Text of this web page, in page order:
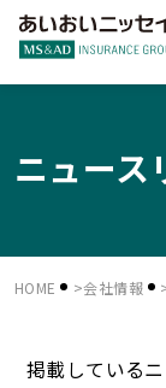
ニュース
HOME 会社情報
掲載している